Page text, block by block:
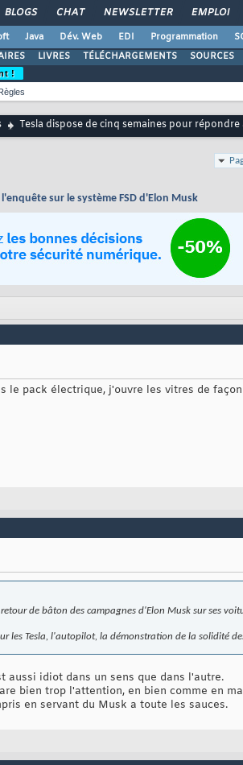
BLOGS CHAT NEWSLETTER EMPLOI
Java Dév. Web EDI Programmation
LIVRES TÉLÉCHARGEMENTS SOURCES
!
Tesla dispose de cinq semaines pour
sur le système FSD d'Elon Musk
le pack électrique, j'ouvre les vitres de
de bâton des campagnes d'Elon Musk sur ses
les Tesla, l'autopilot, la démonstration de la solidité
aussi idiot dans un sens que dans l'autre.
bien trop l'attention, en bien comme en
en servant du Musk a toute les sauces.